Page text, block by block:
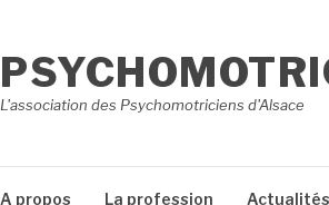
L'association des Psychomotriciens d'Alsace
A propos La profession Actualités